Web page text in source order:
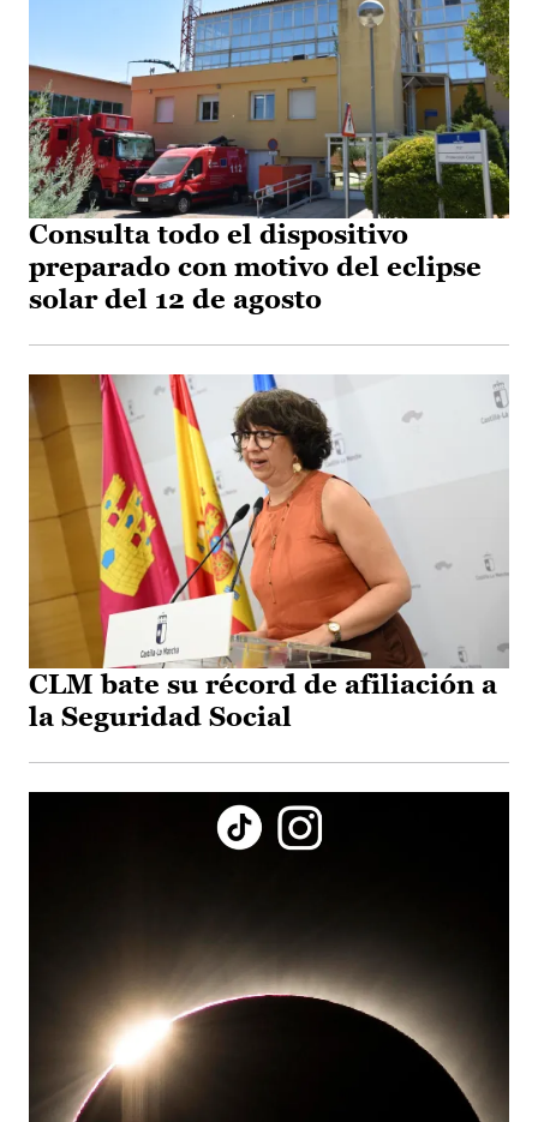
Consulta todo el dispositivo
preparado con motivo del eclipse
solar del 12 de agosto
CLM bate su récord de afiliación a
la Seguridad Social